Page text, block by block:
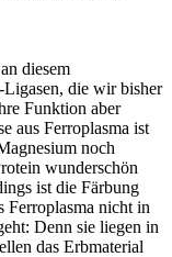
diesem
die wir bisher
Funktion aber
aus Ferroplasma ist
noch
wunderschön
ist die Färbung
Ferroplasma nicht in
Denn sie liegen in
das Erbmaterial